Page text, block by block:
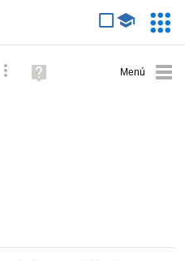
Búsqueda avanzada
Ayuda
(en